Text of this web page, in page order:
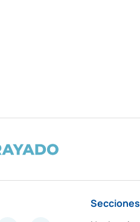
Secciones